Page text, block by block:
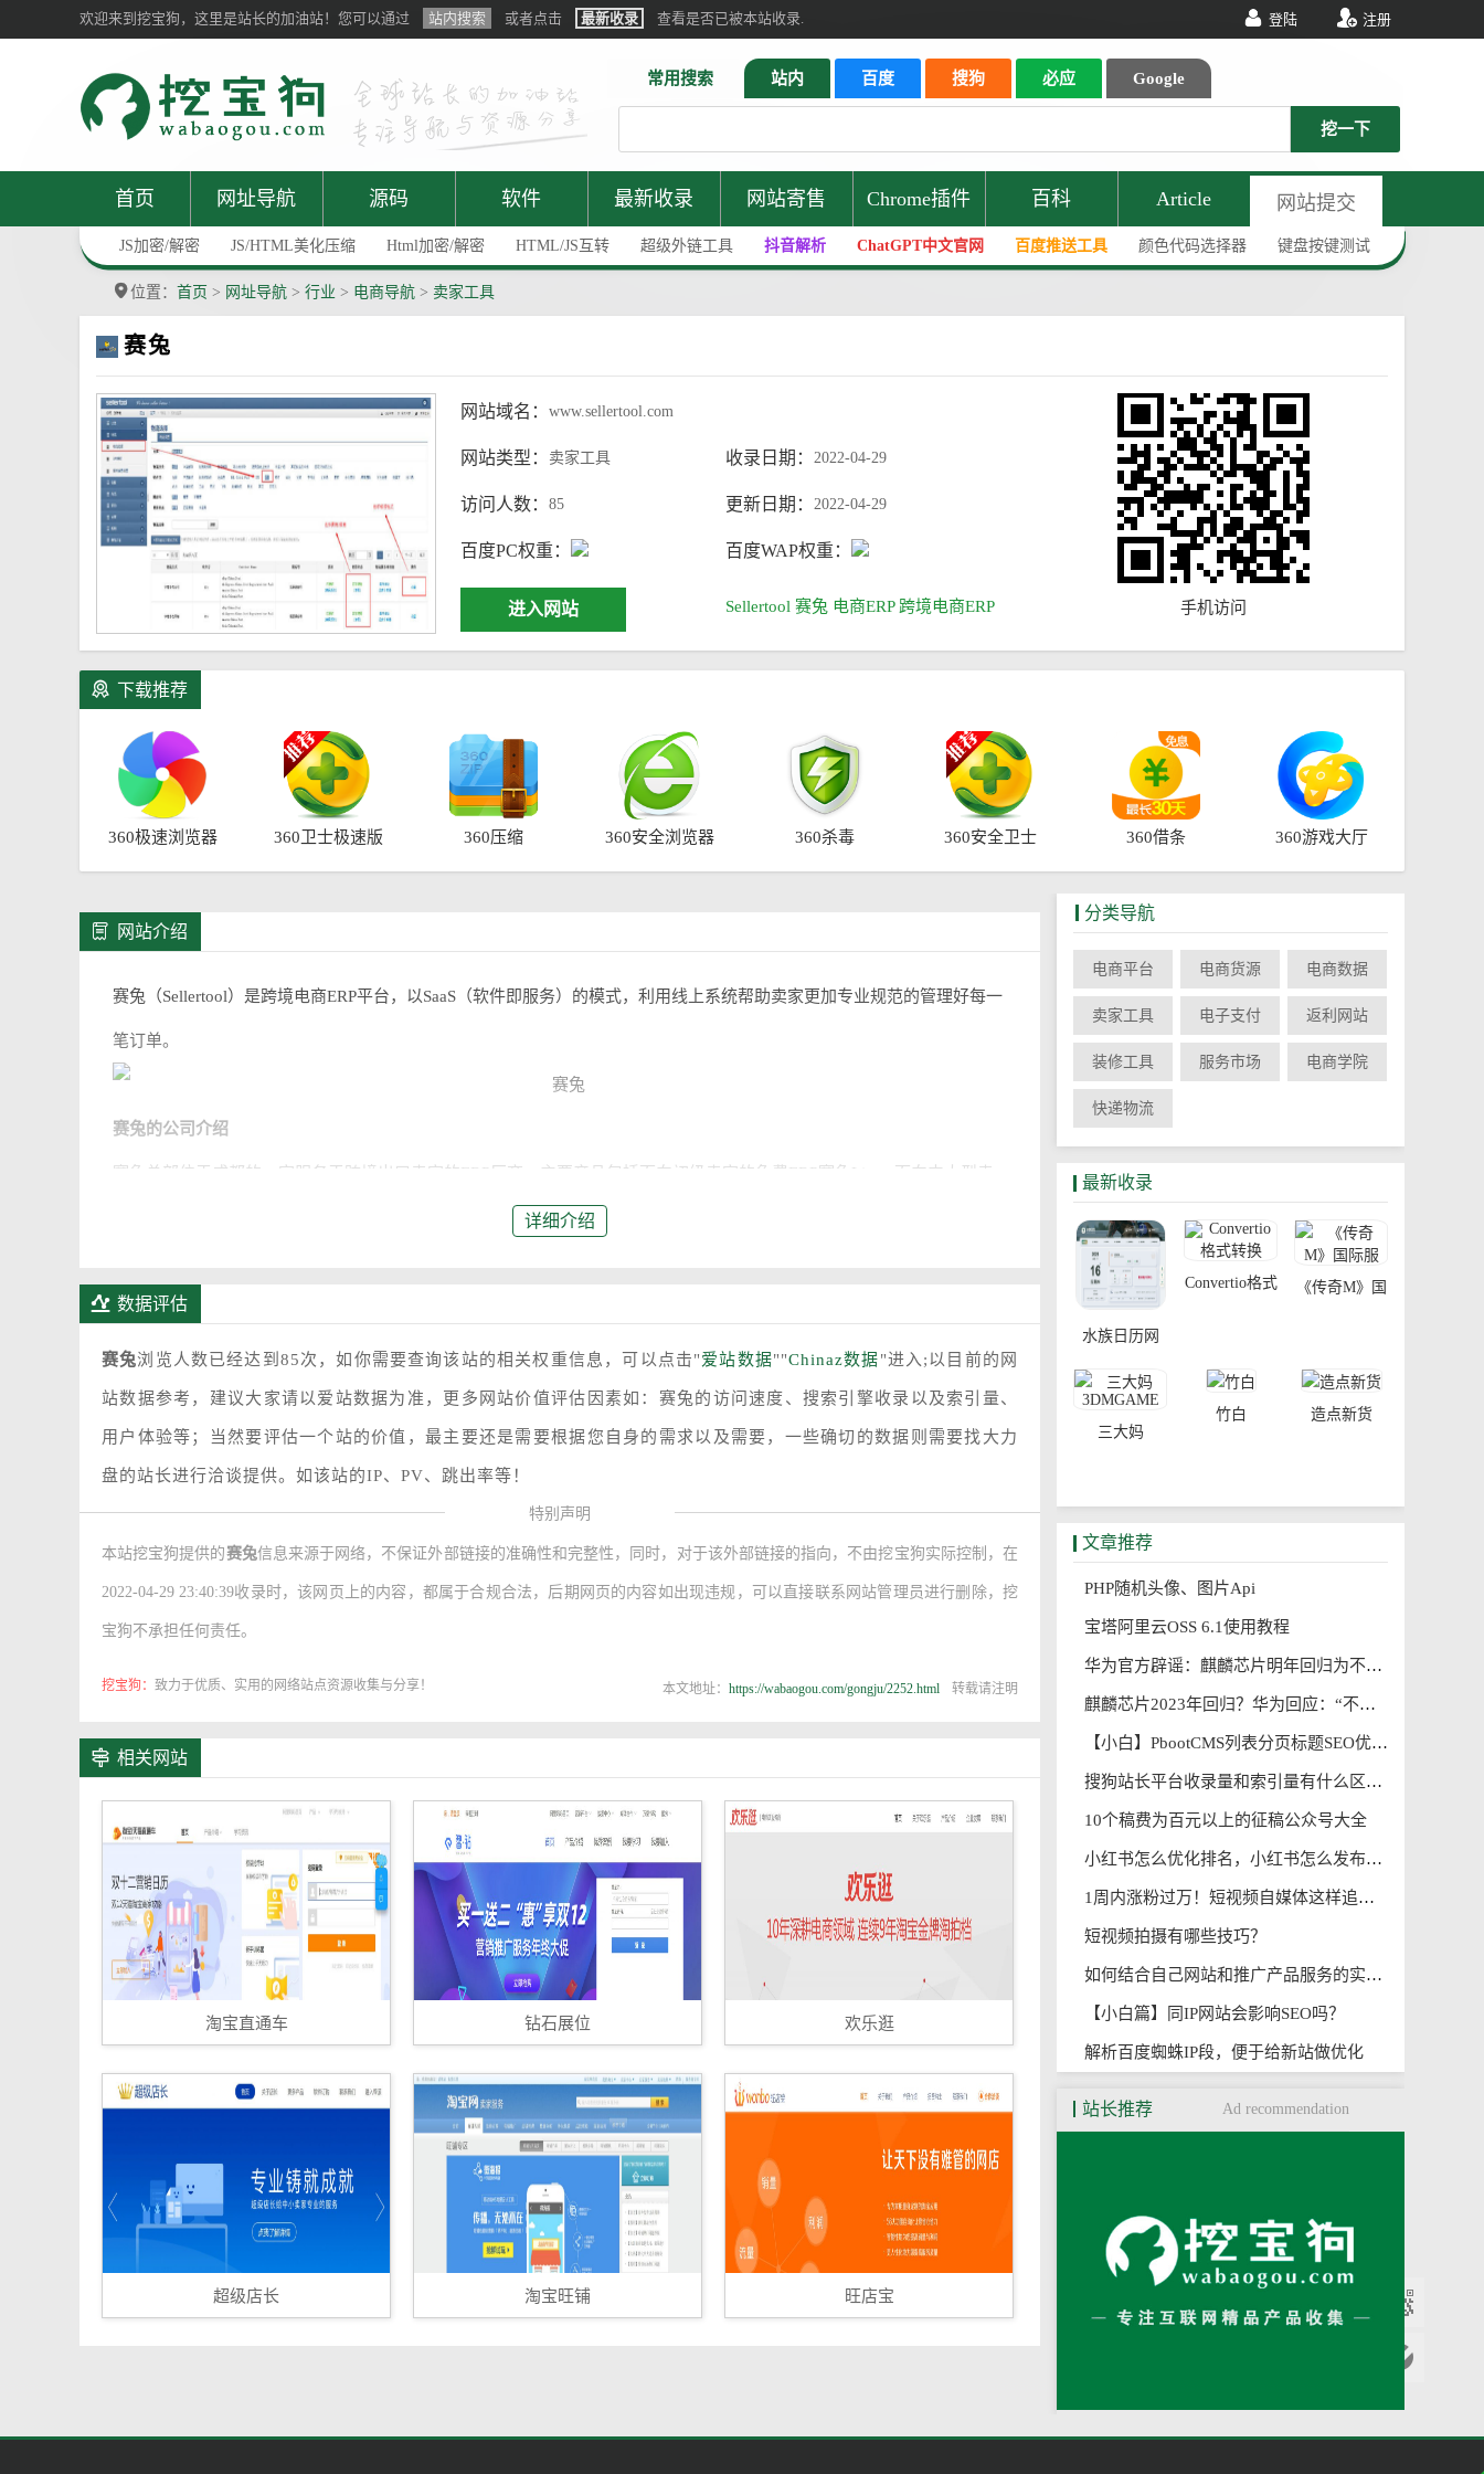
欢迎来到挖宝狗，这里是站长的加油站！您可以通过 站内搜索 或者点击 最新收录 查看是否已被本站收录. 登陆 注册
常用搜索 站内 百度 搜狗 必应 Google
挖一下
首页 网址导航 源码 软件 最新收录 网站寄售 Chrome插件 百科 Article 网站提交
JS加密/解密 JS/HTML美化压缩 Html加密/解密 HTML/JS互转 超级外链工具 抖音解析 ChatGPT中文官网 百度推送工具 颜色代码选择器 键盘按键测试
位置： 首页 > 网址导航 > 行业 > 电商导航 > 卖家工具
赛兔
网站域名： www.sellertool.com
网站类型： 卖家工具 收录日期： 2022-04-29
访问人数： 85 更新日期： 2022-04-29
百度PC权重： 百度WAP权重：
进入网站 Sellertool 赛兔 电商ERP 跨境电商ERP 手机访问
下载推荐
360极速浏览器 360卫士极速版 360压缩 360安全浏览器 360杀毒 360安全卫士 360借条 360游戏大厅
网站介绍
赛兔（Sellertool）是跨境电商ERP平台，以SaaS（软件即服务）的模式，利用线上系统帮助卖家更加专业规范的管理好每一
笔订单。
赛兔的公司介绍
赛兔总部位于成都的一家服务于跨境出口卖家的ERP厂商，主要产品包括面向初级卖家的免费ERP赛兔Lite、面向中大型卖
家的赛兔Pro以及分销平台赛兔云仓。创始人Joey Yin. 程序员出身，早年有为eBay美国卖家提供刊登工具在内的软件项目服
据赛兔官方，截至今年1月，赛兔的注册卖家数量在5万左右，管理接近10万家店铺。
赛兔无疑是2015年最热的一款ERP产品。提到赛兔，必须要提到赛兔云仓，以及赛兔云仓在去年3月的产品发布会。去年3月
12日赛兔云仓宣布高调进入跨境分销领域。赛兔云仓作为赛兔推出的一款分销平台，希望通过平台整合优势商品资源为卖
家提供一键刊登、订单自动处理、处理结果自动回传平台等众多一体化服务。卖家可以迅速提高店铺刊登商品的数量，而不
必担心备货和订单处理的问题。
详细介绍
数据评估
赛兔浏览人数已经达到85次，如你需要查询该站的相关权重信息，可以点击"爱站数据""Chinaz数据"进入;以目前的网
站数据参考，建议大家请以爱站数据为准，更多网站价值评估因素如：赛兔的访问速度、搜索引擎收录以及索引量、
用户体验等；当然要评估一个站的价值，最主要还是需要根据您自身的需求以及需要，一些确切的数据则需要找大力
盘的站长进行洽谈提供。如该站的IP、PV、跳出率等！
特别声明
本站挖宝狗提供的赛兔信息来源于网络，不保证外部链接的准确性和完整性，同时，对于该外部链接的指向，不由挖宝狗实际控制，在
2022-04-29 23:40:39收录时，该网页上的内容，都属于合规合法，后期网页的内容如出现违规，可以直接联系网站管理员进行删除，挖
宝狗不承担任何责任。
挖宝狗： 致力于优质、实用的网络站点资源收集与分享！ 本文地址： https://wabaogou.com/gongju/2252.html 转载请注明
相关网站
淘宝直通车 钻石展位 欢乐逛
超级店长 淘宝旺铺 旺店宝
分类导航
电商平台 电商货源 电商数据
卖家工具 电子支付 返利网站
装修工具 服务市场 电商学院
快递物流
最新收录
水族日历网
Convertio格式 《传奇M》国
三大妈
竹白 造点新货
文章推荐
PHP随机头像、图片Api
宝塔阿里云OSS 6.1使用教程
华为官方辟谣：麒麟芯片明年回归为不实消息
麒麟芯片2023年回归？华为回应：“不实消息”
【小白】PbootCMS列表分页标题SEO优化
搜狗站长平台收录量和索引量有什么区别
10个稿费为百元以上的征稿公众号大全
小红书怎么优化排名，小红书怎么发布seo笔记?
1周内涨粉过万！短视频自媒体这样追热点，能快速出爆款
短视频拍摄有哪些技巧？
如何结合自己网站和推广产品服务的实际情况，指定关键词进行网站优化
【小白篇】同IP网站会影响SEO吗？
解析百度蜘蛛IP段，便于给新站做优化
站长推荐 Ad recommendation